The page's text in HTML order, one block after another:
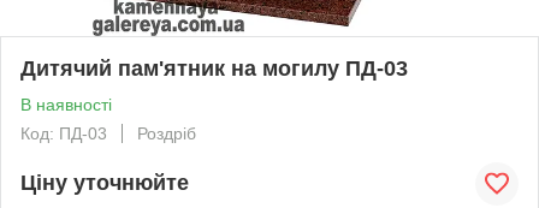
Дитячий пам'ятник на могилу ПД-03
В наявності
Код: ПД-03
Роздріб
Ціну уточнюйте